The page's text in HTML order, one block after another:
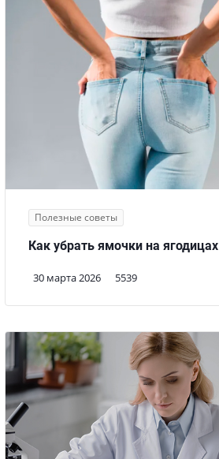
Полезные советы
30 марта 2026 5539
Как убрать ямочки на ягодицах